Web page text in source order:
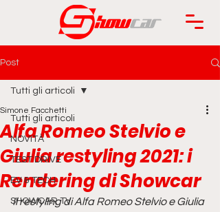
Post
Tutti gli articoli
NOVITÀ
TEST DRIVE
EV & TECH
SHOWCAR TV
Tutti gli articoli
Alfa Romeo Stelvio e
Giulia restyling 2021: i
Rendering di Showcar
Simone Facchetti
Il restyling di Alfa Romeo Stelvio e Giulia